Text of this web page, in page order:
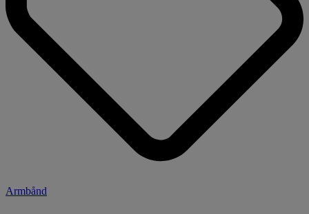
Armbånd